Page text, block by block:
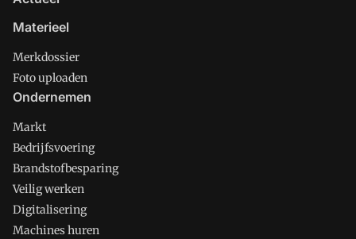
Materieel
Merkdossier
Foto uploaden
Ondernemen
Markt
Bedrijfsvoering
Brandstofbesparing
Veilig werken
Digitalisering
Machines huren